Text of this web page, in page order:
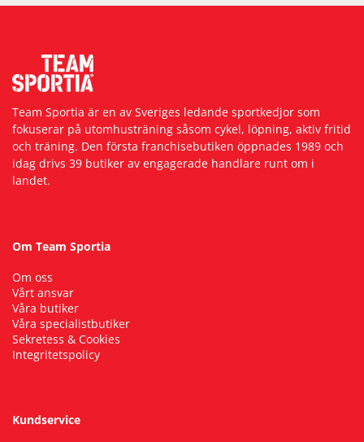
Team Sportia är en av Sveriges ledande sportkedjor som
fokuserar på utomhusträning såsom cykel, löpning, aktiv fritid
och träning. Den första franchisebutiken öppnades 1989 och
idag drivs 39 butiker av engagerade handlare runt om i
landet.
Om Team Sportia
Om oss
Vårt ansvar
Våra butiker
Våra specialistbutiker
Sekretess & Cookies
Integritetspolicy
Kundservice